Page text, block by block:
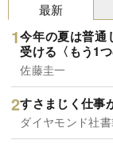
最新
今年の夏は普
受ける〈もう1
佐藤圭一
すさまじく仕事
ダイヤモンド社